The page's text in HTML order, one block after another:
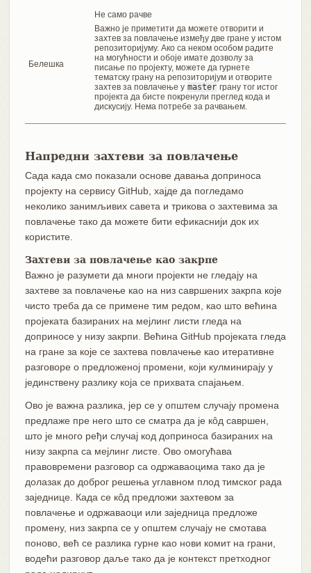
Белешка
Не само рачве
Важно је приметити да можете отворити и
захтев за повлачење између две гране у истом
репозиторијуму. Ако са неком особом радите
на могућности и обоје имате дозволу за
писање по пројекту, можете да гурнете
тематску грану на репозиторијум и отворите
захтев за повлачење у master грану тог истог
пројекта да бисте покренули преглед кода и
дискусију. Нема потребе за рачвањем.
Напредни захтеви за повлачење
Сада када смо показали основе давања доприноса
пројекту на сервису GitHub, хајде да погледамо
неколико занимљивих савета и трикова о захтевима за
повлачење тако да можете бити ефикаснији док их
користите.
Захтеви за повлачење као закрпе
Важно је разумети да многи пројекти не гледају на
захтеве за повлачење као на низ савршених закрпа које
чисто треба да се примене тим редом, као што већина
пројеката базираних на мејлинг листи гледа на
доприносе у низу закрпи. Већина GitHub пројеката гледа
на гране за које се захтева повлачење као итеративне
разговоре о предложеној промени, који кулминирају у
јединствену разлику која се прихвата спајањем.
Ово је важна разлика, јер се у општем случају промена
предлаже пре него што се сматра да је кôд савршен,
што је много ређи случај код доприноса базираних на
низу закрпа са мејлинг листе. Ово омогућава
правовремени разговор са одржаваоцима тако да је
долазак до доброг решења углавном плод тимског рада
заједнице. Када се кôд предложи захтевом за
повлачење и одржаваоци или заједница предложе
промену, низ закрпа се у општем случају не смотава
поново, већ се разлика гурне као нови комит на грани,
водећи разговор даље тако да је контекст претходног